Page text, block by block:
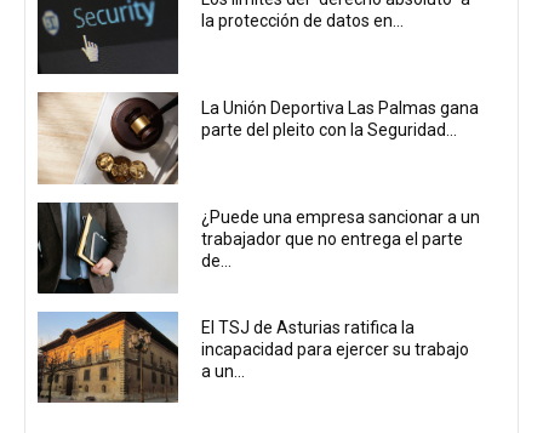
la protección de datos en...
La Unión Deportiva Las Palmas gana
parte del pleito con la Seguridad...
¿Puede una empresa sancionar a un
trabajador que no entrega el parte
de...
El TSJ de Asturias ratifica la
incapacidad para ejercer su trabajo
a un...